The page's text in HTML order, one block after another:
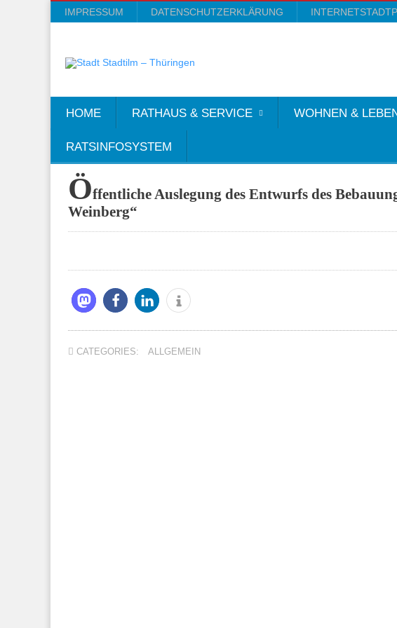
IMPRESSUM DATENSCHUTZERKLÄRUNG
HOME RATHAUS & SERVICE WOHNEN &
RATSINFOSYSTEM
Öffentliche Auslegung des Entwurfs des
Weinberg“
CATEGORIES: ALLGEMEIN